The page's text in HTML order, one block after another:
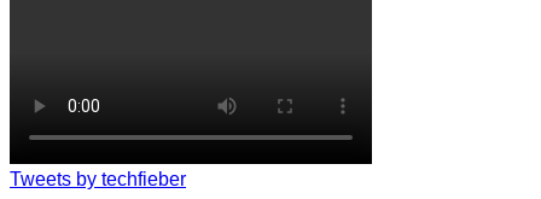
Tweets by techfieber